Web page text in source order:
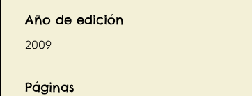
Año de edición
2009
Páginas